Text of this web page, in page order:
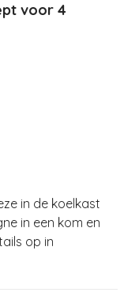
voor 4
in de koelkast
in een kom en
op in